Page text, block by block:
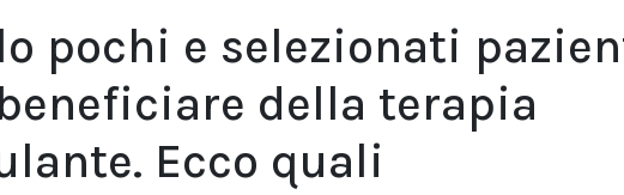
pochi e selezionati
della terapia
Ecco quali